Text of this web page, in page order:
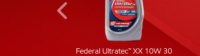
Federal Ultratec™ XX 10W 30